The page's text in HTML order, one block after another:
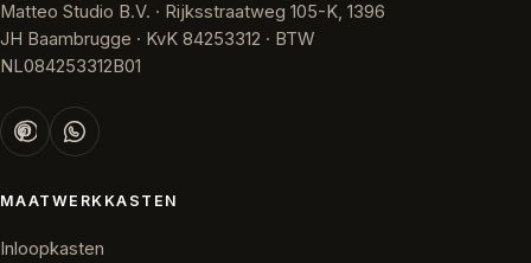
Matteo Studio B.V. · Rijksstraatweg 105-K, 1396
JH Baambrugge · KvK 84253312 · BTW
NL084253312B01
MAATWERKKASTEN
Inloopkasten